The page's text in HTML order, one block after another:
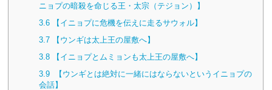
ニョプの暗殺を命じる王・太宗（テジョン）】
3.6 【イニョプに危機を伝えに走るサウォル】
3.7 【ウンギは太上王の屋敷へ】
3.8 【イニョプとムミョンも太上王の屋敷へ】
3.9 【ウンギとは絶対に一緒にはならないというイニョプの
会話】